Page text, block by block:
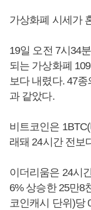
가상화폐 시세가
19일 오전 7시34
되는 가상화폐
보다 내렸다. 47
과 같았다.
비트코인은
래돼 24시간 전보
이더리움은 24시
6% 상승한 25만8
코인캐시 단위)당